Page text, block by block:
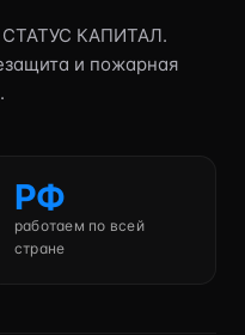
СТАТУС КАПИТАЛ.
и пожарная
РФ
работаем по всей
стране